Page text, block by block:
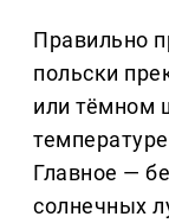
Правильно
польски
или тёмном
Главное —
солнечных